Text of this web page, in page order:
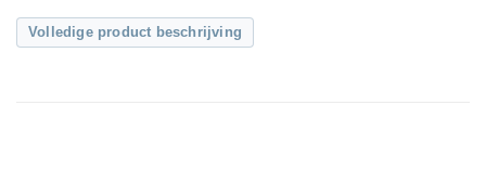
een moderne touch.
Makkelijk te combineren met een jeans, rok of legging voor een
Volledige product beschrijving